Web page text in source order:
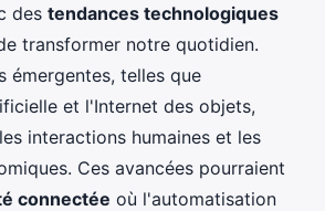
des tendances technologiques
transformer notre quotidien.
émergentes, telles que
et l'Internet des objets,
interactions humaines et les
Ces avancées pourraient
connectée où l'automatisation